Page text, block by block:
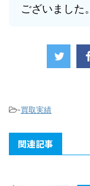
ございました。
-買取実績
関連記事